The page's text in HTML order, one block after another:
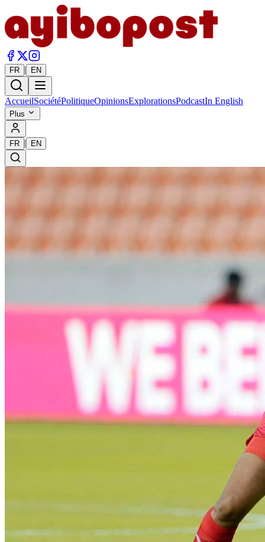
FR | EN
AccueilSociétéPolitiqueOpinionsExplorationsPodcastIn English
Plus
FR | EN